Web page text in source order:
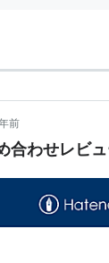
前
合わせレビ